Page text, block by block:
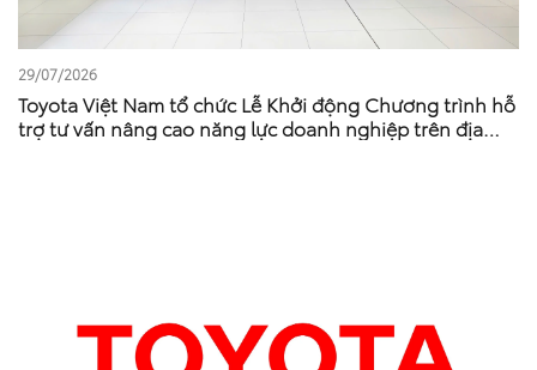
29/07/2026
Toyota Việt Nam tổ chức Lễ Khởi động Chương trình hỗ
trợ tư vấn nâng cao năng lực doanh nghiệp trên địa